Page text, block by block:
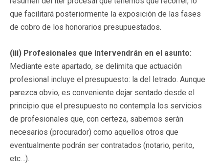
que facilitará posteriormente la exposición de las fases
de cobro de los honorarios presupuestados.
(iii) Profesionales que intervendrán en el asunto:
Mediante este apartado, se delimita que actuación
profesional incluye el presupuesto: la del letrado. Aunque
parezca obvio, es conveniente dejar sentado desde el
principio que el presupuesto no contempla los servicios
de profesionales que, con certeza, sabemos serán
necesarios (procurador) como aquellos otros que
eventualmente podrán ser contratados (notario, perito,
etc…).